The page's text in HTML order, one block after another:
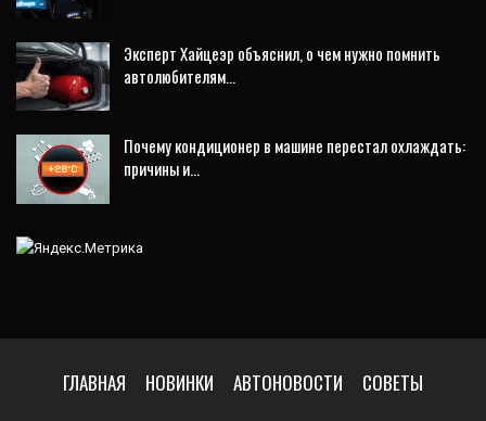
Эксперт Хайцеэр объяснил, о чем нужно помнить
автолюбителям…
Почему кондиционер в машине перестал охлаждать:
причины и…
ГЛАВНАЯ НОВИНКИ АВТОНОВОСТИ СОВЕТЫ